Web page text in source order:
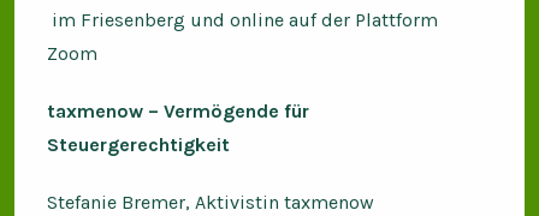
im Friesenberg und online auf der Plattform
Zoom
taxmenow – Vermögende für
Steuergerechtigkeit
Stefanie Bremer, Aktivistin taxmenow